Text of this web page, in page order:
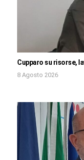
Cupparo su risorse,
8 Agosto 2026